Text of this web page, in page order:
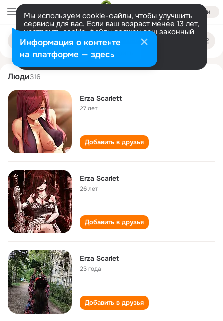
Войти
Мы используем cookie-файлы, чтобы улучшить
сервисы для вас. Если ваш возраст менее 13 лет,
настроить cookie-файлы должен ваш законный
представитель. Больше информации
Разрешить все Настроить
Поиск
людям
erza scarlet
Люди316
Erza Scarlett
27 лет
Добавить в друзья
Erza Scarlet
26 лет
Добавить в друзья
Erza Scarlet
23 года
Добавить в друзья
Информация о контенте
на платформе — здесь